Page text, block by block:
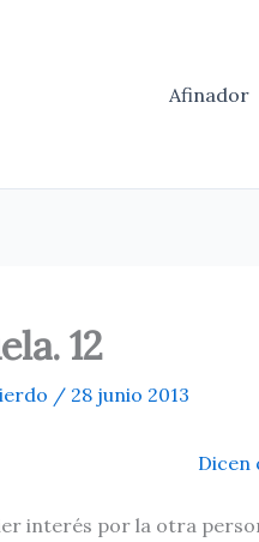
Afinador
12
/ 28 junio 2013
interés por la otra